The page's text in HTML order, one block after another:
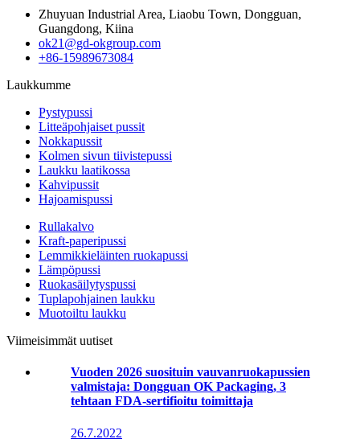
Zhuyuan Industrial Area, Liaobu Town, Dongguan,
Guangdong, Kiina
ok21@gd-okgroup.com
+86-15989673084
Laukkumme
Pystypussi
Litteäpohjaiset pussit
Nokkapussit
Kolmen sivun tiivistepussi
Laukku laatikossa
Kahvipussit
Hajoamispussi
Rullakalvo
Kraft-paperipussi
Lemmikkieläinten ruokapussi
Lämpöpussi
Ruokasäilytyspussi
Tuplapohjainen laukku
Muotoiltu laukku
Viimeisimmät uutiset
Vuoden 2026 suosituin vauvanruokapussien
valmistaja: Dongguan OK Packaging, 3
tehtaan FDA-sertifioitu toimittaja
26.7.2022